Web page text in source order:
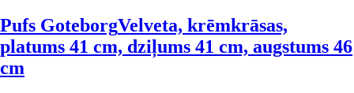
Pufs GoteborgVelveta, krēmkrāsas,
platums 41 cm, dziļums 41 cm, augstums 46
cm